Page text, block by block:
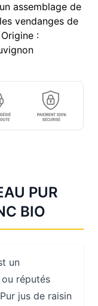
assemblage de
vendanges de
:
PUR
BIO
un
réputés
jus de raisin